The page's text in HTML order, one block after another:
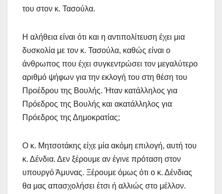
του στον κ. Τασούλα.
Η αλήθεια είναι ότι και η αντιπολίτευση έχει μια
δυσκολία με τον κ. Τασούλα, καθώς είναι ο
άνθρωπος που έχει συγκεντρώσει τον μεγαλύτερο
αριθμό ψήφων για την εκλογή του στη θέση του
Προέδρου της Βουλής. Ήταν κατάλληλος για
Πρόεδρος της Βουλής και ακατάλληλος για
Πρόεδρος της Δημοκρατίας;
Ο κ. Μητσοτάκης είχε μία ακόμη επιλογή, αυτή του
κ. Δένδια. Δεν ξέρουμε αν έγινε πρόταση στον
υπουργό Άμυνας. Ξέρουμε όμως ότι ο κ. Δένδιας
θα μας απασχολήσει έτσι ή αλλιώς στο μέλλον.